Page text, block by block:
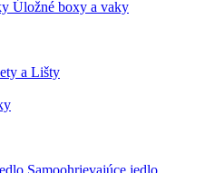
Úložné boxy a vaky
a Lišty
Samoohrievajúce jedlo